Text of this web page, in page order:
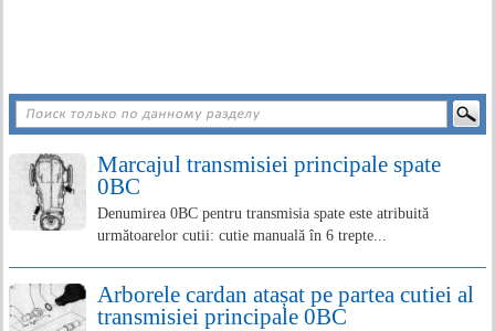
Marcajul transmisiei principale spate
0BC
Denumirea 0BC pentru transmisia spate este atribuită
următoarelor cutii: cutie manuală în 6 trepte...
Arborele cardan atașat pe partea cutiei al
transmisiei principale 0BC